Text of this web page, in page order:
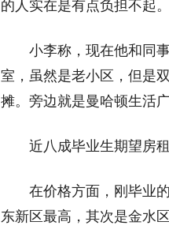
的人实在是有点负担不起
小李称，现在他和同事
室，虽然是老小区，但是
摊。旁边就是曼哈顿生活
近八成毕业生期望房租
在价格方面，刚毕业的
东新区最高，其次是金水